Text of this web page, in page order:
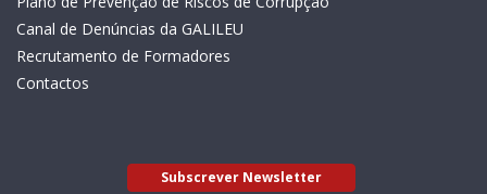
Canal de Denúncias da GALILEU
Recrutamento de Formadores
Contactos
Subscrever Newsletter